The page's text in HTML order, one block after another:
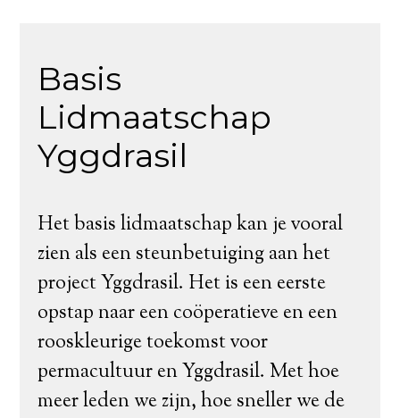
Basis
Lidmaatschap
Yggdrasil
Het basis lidmaatschap kan je vooral
zien als een steunbetuiging aan het
project Yggdrasil. Het is een eerste
opstap naar een coöperatieve en een
rooskleurige toekomst voor
permacultuur en Yggdrasil. Met hoe
meer leden we zijn, hoe sneller we de